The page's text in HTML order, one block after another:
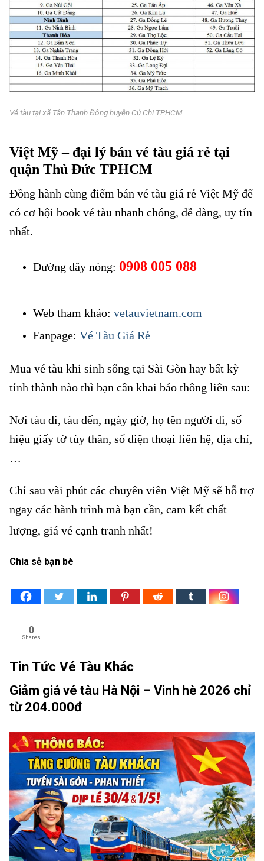
Vé tàu tại xã Tân Thạnh Đông huyện Củ Chi TPHCM
Việt Mỹ – đại lý bán vé tàu giá rẻ tại
quận Thủ Đức TPHCM
Đồng hành cùng điểm bán vé tàu giá rẻ Việt Mỹ để
có cơ hội book vé tàu nhanh chóng, dễ dàng, uy tín
nhất.
Đường dây nóng: 0908 005 088
Web tham khảo: vetauvietnam.com
Fanpage: Vé Tàu Giá Rẻ
Mua vé tàu khi sinh sống tại Sài Gòn hay bất kỳ
tỉnh thành nào thì bạn cần khai báo thông liên sau:
Nơi tàu đi, tàu đến, ngày giờ, họ tên người đi, số
hiệu giấy tờ tùy thân, số điện thoại liên hệ, địa chỉ,
…
Chỉ sau vài phút các chuyên viên Việt Mỹ sẽ hỗ trợ
ngay các hành trình mà bạn cần, cam kết chất
lượng, giá vé cạnh tranh nhất!
Chia sẻ bạn bè
0
Shares
Tin Tức Vé Tàu Khác
Giảm giá vé tàu Hà Nội – Vinh hè 2026 chỉ
từ 204.000đ